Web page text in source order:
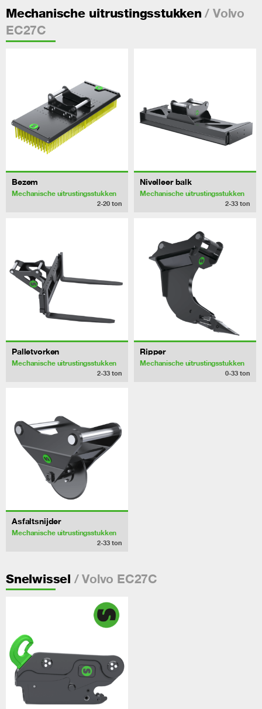
Mechanische uitrustingsstukken / Volvo
EC27C
Bezem
Mechanische uitrustingsstukken
2-20 ton
Nivelleer balk
Mechanische uitrustingsstukken
2-33 ton
Palletvorken
Mechanische uitrustingsstukken
2-33 ton
Ripper
Mechanische uitrustingsstukken
0-33 ton
Asfaltsnijder
Mechanische uitrustingsstukken
2-33 ton
Snelwissel / Volvo EC27C